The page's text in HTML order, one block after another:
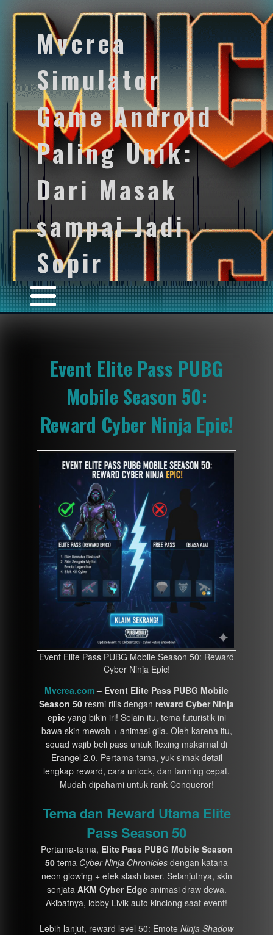
Mvcrea
Simulator
Game Android
Paling Unik:
Dari Masak
sampai Jadi
Sopir
Event Elite Pass PUBG
Mobile Season 50:
Reward Cyber Ninja Epic!
Event Elite Pass PUBG Mobile Season 50: Reward
Cyber Ninja Epic!
Mvcrea.com– Event Elite Pass PUBG Mobile
Season 50 resmi rilis dengan reward Cyber Ninja
epicyang bikin iri! Selain itu, tema futuristik ini
bawa skin mewah + animasi gila. Oleh karena itu,
squad wajib beli pass untuk flexing maksimal di
Erangel 2.0. Pertama-tama, yuk simak detail
lengkap reward, cara unlock, dan farming cepat.
Mudah dipahami untuk rank Conqueror!
Tema dan Reward Utama Elite
Pass Season 50
Pertama-tama, Elite Pass PUBG Mobile Season
50 tema Cyber Ninja Chronicles dengan katana
neon glowing + efek slash laser. Selanjutnya, skin
senjata AKM Cyber Edgeanimasi draw dewa.
Akibatnya, lobby Livik auto kinclong saat event!
Lebih lanjut, reward level 50: Emote Ninja Shadow